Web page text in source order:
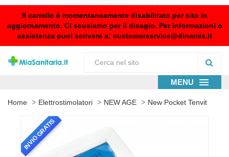
Il carrello è momentaneamente disabilitato per sito in
aggiornamento. Ci scusiamo per il disagio. Per informazioni o
assistenza puoi scrivere a: customerservice@dinamis.it
MENU
Home Elettrostimolatori NEW AGE New Pocket Tenvit
INVIO GRATIS